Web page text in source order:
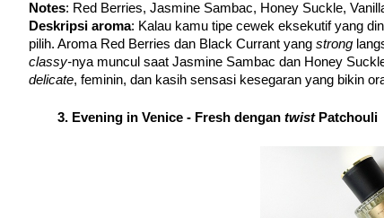
Notes: Red Berries, Jasmine Sambac, Honey Suckle,
Deskripsi aroma: Kalau kamu tipe cewek eksekutif yang
pilih. Aroma Red Berries dan Black Currant yang strong
classy-
delicate, feminin, dan kasih sensasi kesegaran yang bikin
Evening in Venice - Fresh dengan twist Patchouli